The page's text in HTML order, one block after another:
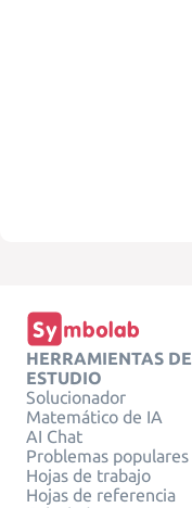
HERRAMIENTAS DE
ESTUDIO
Solucionador
Matemático de IA
AI Chat
Problemas populares
Hojas de trabajo
Hojas de referencia